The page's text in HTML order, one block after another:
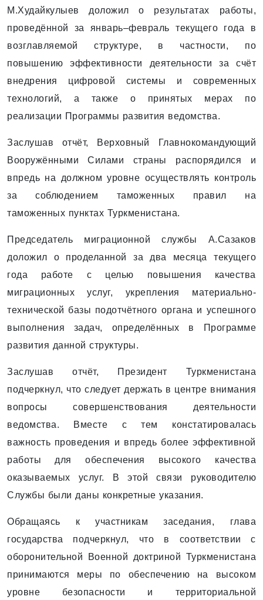
М.Худайкулыев доложил о результатах работы,
проведённой за январь–февраль текущего года в
возглавляемой структуре, в частности, по
повышению эффективности деятельности за счёт
внедрения цифровой системы и современных
технологий, а также о принятых мерах по
реализации Программы развития ведомства.
Заслушав отчёт, Верховный Главнокомандующий
Вооружёнными Силами страны распорядился и
впредь на должном уровне осуществлять контроль
за соблюдением таможенных правил на
таможенных пунктах Туркменистана.
Председатель миграционной службы А.Сазаков
доложил о проделанной за два месяца текущего
года работе с целью повышения качества
миграционных услуг, укрепления материально-
технической базы подотчётного органа и успешного
выполнения задач, определённых в Программе
развития данной структуры.
Заслушав отчёт, Президент Туркменистана
подчеркнул, что следует держать в центре внимания
вопросы совершенствования деятельности
ведомства. Вместе с тем констатировалась
важность проведения и впредь более эффективной
работы для обеспечения высокого качества
оказываемых услуг. В этой связи руководителю
Службы были даны конкретные указания.
Обращаясь к участникам заседания, глава
государства подчеркнул, что в соответствии с
оборонительной Военной доктриной Туркменистана
принимаются меры по обеспечению на высоком
уровне безопасности и территориальной